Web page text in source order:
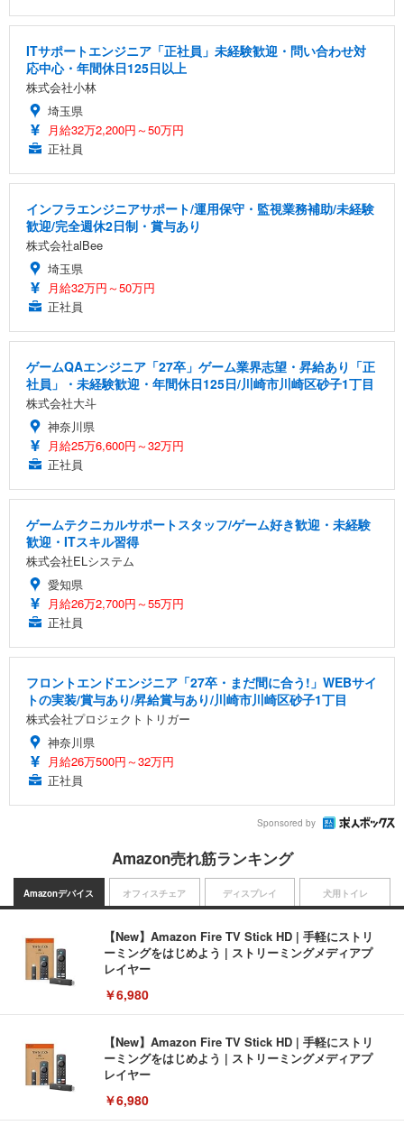
ITサポートエンジニア「正社員」未経験歓迎・問い合わせ対
応中心・年間休日125日以上
株式会社小林
埼玉県
月給32万2,200円～50万円
正社員
インフラエンジニアサポート/運用保守・監視業務補助/未経験
歓迎/完全週休2日制・賞与あり
株式会社alBee
埼玉県
月給32万円～50万円
正社員
ゲームQAエンジニア「27卒」ゲーム業界志望・昇給あり「正
社員」・未経験歓迎・年間休日125日/川崎市川崎区砂子1丁目
株式会社大斗
神奈川県
月給25万6,600円～32万円
正社員
ゲームテクニカルサポートスタッフ/ゲーム好き歓迎・未経験
歓迎・ITスキル習得
株式会社ELシステム
愛知県
月給26万2,700円～55万円
正社員
フロントエンドエンジニア「27卒・まだ間に合う!」WEBサイ
トの実装/賞与あり/昇給賞与あり/川崎市川崎区砂子1丁目
株式会社プロジェクトトリガー
神奈川県
月給26万500円～32万円
正社員
Sponsored by
Amazon売れ筋ランキング
Amazonデバイス
【New】Amazon Fire TV Stick HD | 手軽にストリ
ーミングをはじめよう | ストリーミングメディアプ
レイヤー
￥6,980
【New】Amazon Fire TV Stick HD | 手軽にストリ
ーミングをはじめよう | ストリーミングメディアプ
レイヤー
￥6,980
オフィスチェア ディスプレイ 犬用トイレ